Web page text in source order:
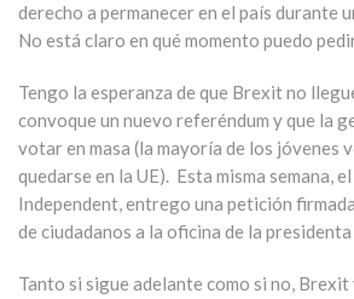
derecho a permanecer en el país durante
No está claro en qué momento puedo
Tengo la esperanza de que Brexit no
convoque un nuevo referéndum y que la
votar en masa (la mayoría de los jóvenes
quedarse en la UE). Esta misma semana,
Independent, entrego una petición
de ciudadanos a la oficina de la
Tanto si sigue adelante como si no, Brexit